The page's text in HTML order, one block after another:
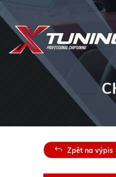
Zpět na výpis